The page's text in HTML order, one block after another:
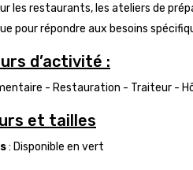
les restaurants, les ateliers de
pour répondre aux besoins
d’activité :
- Restauration - Traiteur -
et tailles
: Disponible en vert